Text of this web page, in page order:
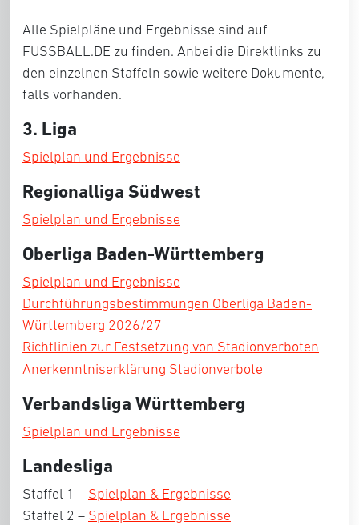
Alle Spielpläne und Ergebnisse sind auf
FUSSBALL.DE zu finden. Anbei die Direktlinks zu
den einzelnen Staffeln sowie weitere Dokumente,
falls vorhanden.
3. Liga
Spielplan und Ergebnisse
Regionalliga Südwest
Spielplan und Ergebnisse
Oberliga Baden-Württemberg
Spielplan und Ergebnisse
Durchführungsbestimmungen Oberliga Baden-
Württemberg 2026/27
Richtlinien zur Festsetzung von Stadionverboten
Anerkenntniserklärung Stadionverbote
Verbandsliga Württemberg
Spielplan und Ergebnisse
Landesliga
Staffel 1 – Spielplan & Ergebnisse
Staffel 2 – Spielplan & Ergebnisse